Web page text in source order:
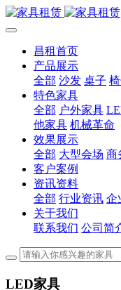
昌租首页
产品展示
全部 沙发 桌子
特色家具
全部 户外家具
他家具 机械革命
效果展示
全部 大型会场 商
客户案例
资讯资料
全部 行业资讯 企
关于我们
联系我们 公司简
LED家具